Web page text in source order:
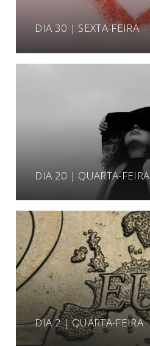
DIA 30 | SEXTA-FEIRA
DIA 20 | QUARTA-FEIRA
DIA 2 | QUARTA-FEIRA